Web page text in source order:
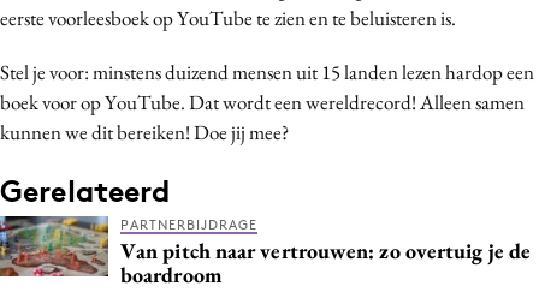
eerste voorleesboek op YouTube te zien en te beluisteren is.
Stel je voor: minstens duizend mensen uit 15 landen lezen hardop een
boek voor op YouTube. Dat wordt een wereldrecord! Alleen samen
kunnen we dit bereiken! Doe jij mee?
Gerelateerd
PARTNERBIJDRAGE
Van pitch naar vertrouwen: zo overtuig je de
boardroom